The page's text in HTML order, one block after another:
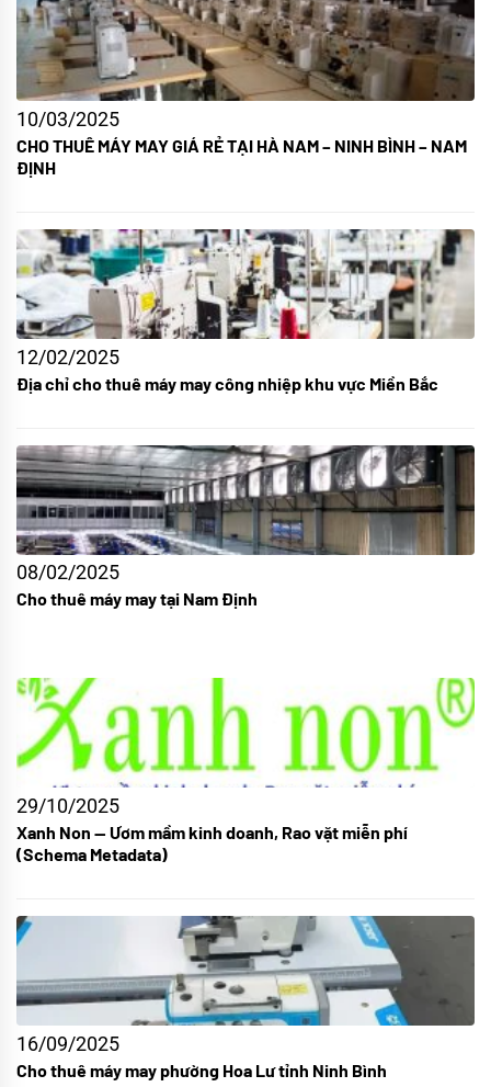
10/03/2025
CHO THUÊ MÁY MAY GIÁ RẺ TẠI HÀ NAM – NINH BÌNH – NAM
ĐỊNH
12/02/2025
Địa chỉ cho thuê máy may công nhiệp khu vực Miền Bắc
08/02/2025
Cho thuê máy may tại Nam Định
29/10/2025
Xanh Non — Ươm mầm kinh doanh, Rao vặt miễn phí
(Schema Metadata)
16/09/2025
Cho thuê máy may phường Hoa Lư tỉnh Ninh Bình